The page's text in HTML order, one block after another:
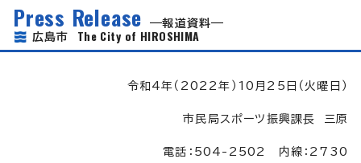
Press Release
報道資料
広島市 The City of HIROSHIMA
令和4年（2022年）10月25日（火曜日）
市民局スポーツ振興課長 三原
電話：504-2502 内線：2730